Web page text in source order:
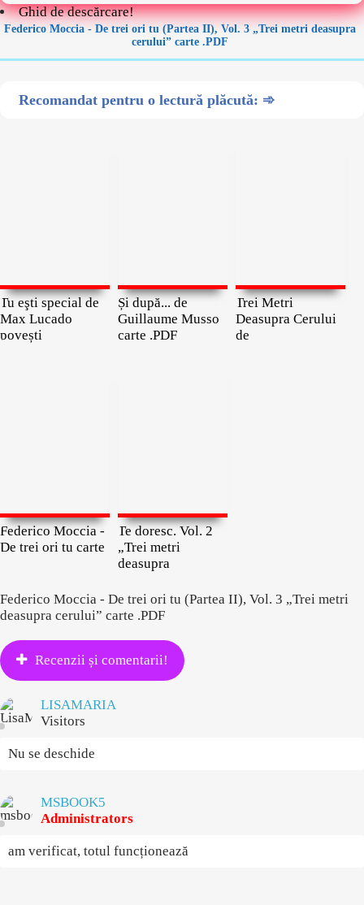
Ghid de descărcare!
Federico Moccia - De trei ori tu (Partea II), Vol. 3 „Trei metri deasupra
cerului” carte .PDF
Recomandat pentru o lectură plăcută: ➾
Tu eşti special de
Max Lucado
povești
Și după... de
Guillaume Musso
carte .PDF
Trei Metri
Deasupra Cerului
de
Federico Moccia -
De trei ori tu carte
Te doresc. Vol. 2
„Trei metri
deasupra
Federico Moccia - De trei ori tu (Partea II), Vol. 3 „Trei metri
deasupra cerului” carte .PDF
Recenzii și comentarii!
LISAMARIA
Visitors
Nu se deschide
MSBOOK5
Administrators
am verificat, totul funcționează